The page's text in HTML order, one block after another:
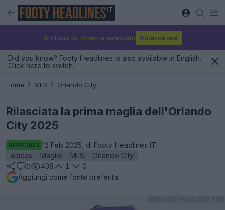
IT
Archivio kit Ricerca avanzata Ricerca ora
Did you know? Footy Headlines is also available in English.
Click here to switch.
Home MLS Orlando City
Rilasciata la prima maglia dell'Orlando
City 2025
UFFICIALE 12 Feb 2025, di Footy Headlines IT
adidas
Maglie MLS
Orlando City
0
438 1
0
Aggiungi come fonte preferita